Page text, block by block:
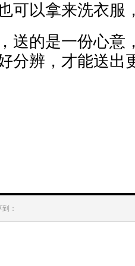
可以拿来洗衣服
送的是一份心意
分辨，才能送出
：